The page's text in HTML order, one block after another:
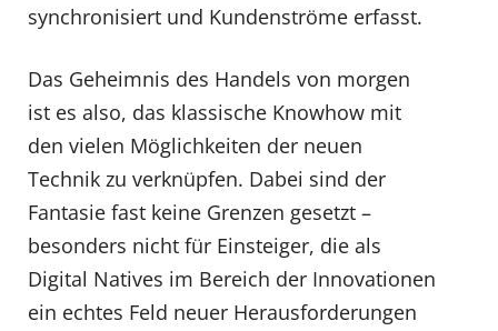
synchronisiert und Kundenströme erfasst.
Das Geheimnis des Handels von morgen
ist es also, das klassische Knowhow mit
den vielen Möglichkeiten der neuen
Technik zu verknüpfen. Dabei sind der
Fantasie fast keine Grenzen gesetzt –
besonders nicht für Einsteiger, die als
Digital Natives im Bereich der Innovationen
ein echtes Feld neuer Herausforderungen